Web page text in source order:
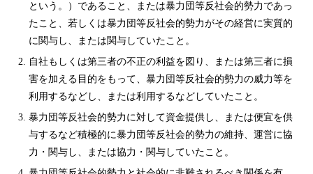
という。）であること、または暴力団等反社会的勢力であっ
たこと、若しくは暴力団等反社会的勢力がその経営に実質的
に関与し、または関与していたこと。
自社もしくは第三者の不正の利益を図り、または第三者に損
害を加える目的をもって、暴力団等反社会的勢力の威力等を
利用するなどし、または利用するなどしていたこと。
暴力団等反社会的勢力に対して資金提供し、または便宜を供
与するなど積極的に暴力団等反社会的勢力の維持、運営に協
力・関与し、または協力・関与していたこと。